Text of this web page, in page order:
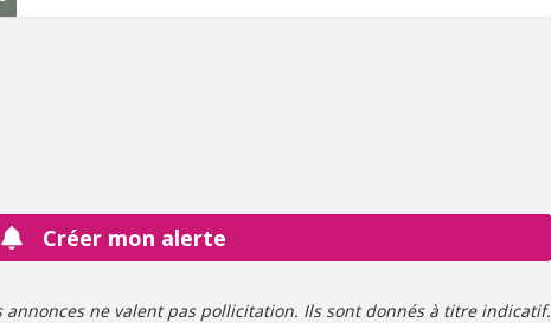
Créer mon alerte
ne valent pas pollicitation. Ils sont donnés à titre indicatif.